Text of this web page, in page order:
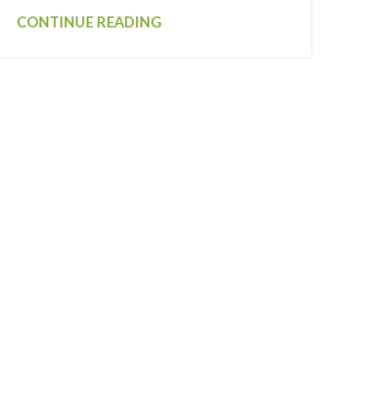
CONTINUE READING